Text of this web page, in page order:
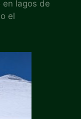
en lagos de
el